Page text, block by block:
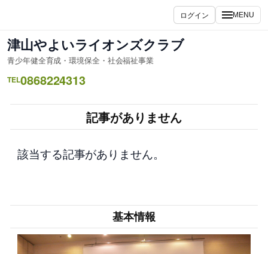
を
ス
キ
ッ
ログイン MENU
津山やよいライオンズクラブ
青少年健全育成・環境保全・社会福祉事業
TEL0868224313
記事がありません
該当する記事がありません。
基本情報